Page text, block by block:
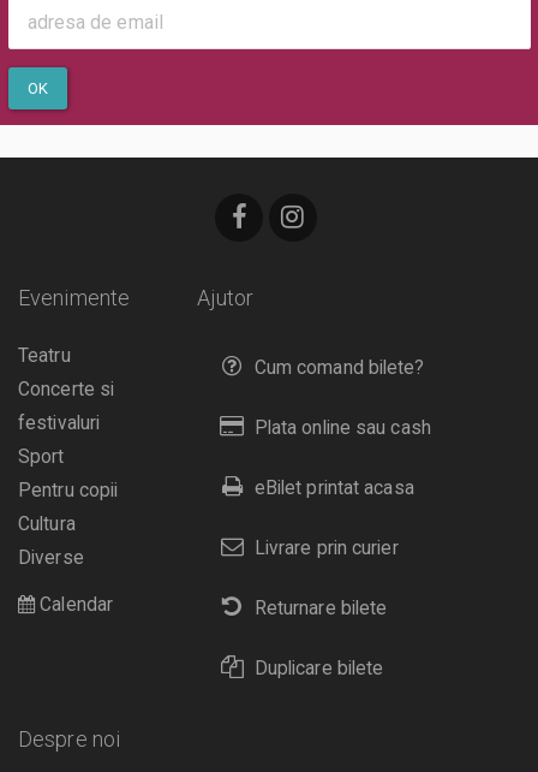
OK
Ajutor
Cum comand bilete?
Plata online sau cash
eBilet printat acasa
Livrare prin curier
Returnare bilete
Duplicare bilete
Evenimente
Teatru
Concerte si
festivaluri
Sport
Pentru copii
Cultura
Diverse
Calendar
Despre noi